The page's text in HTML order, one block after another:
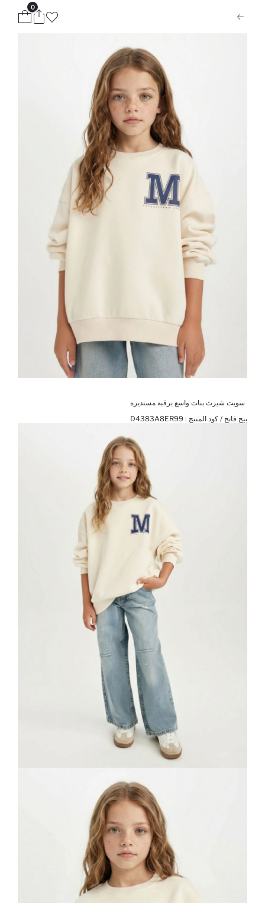
0
سويت شيرت بنات واسع برقبة مستديرة
بيج فاتح / كود المنتج : D4383A8ER99